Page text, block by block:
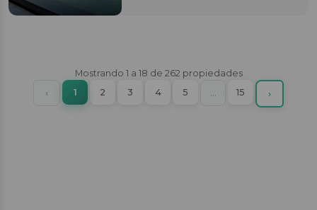
Mostrando 1 a 18 de 262 propiedades
‹ Previous
1(current)
2 3 4 5 …More15 ›Next